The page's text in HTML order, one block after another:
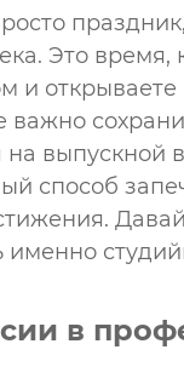
Это время,
и
на выпускной
способ
именно
в